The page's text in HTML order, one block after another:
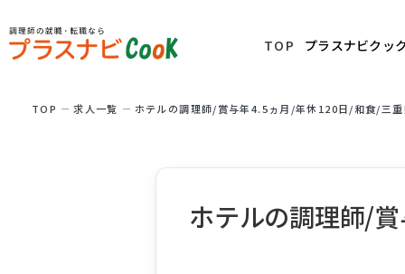
TOP プラスナビクッ
TOP 求⼈⼀覧 ホテルの調理師/賞与年4.5ヵ月/年休120日/和食/三
ホテルの調理師/